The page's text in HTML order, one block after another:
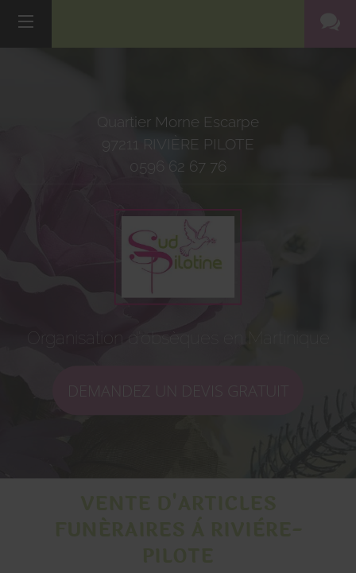
Quartier Morne Escarpe
RIVIÈRE PILOTE
0596 62 67 76
Organisation d'obsèques en Martinique